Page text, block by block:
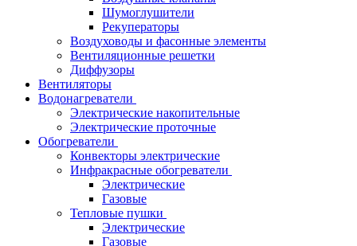
Шумоглушители
Рекуператоры
Воздуховоды и фасонные элементы
Вентиляционные решетки
Диффузоры
Вентиляторы
Водонагреватели
Электрические накопительные
Электрические проточные
Обогреватели
Конвекторы электрические
Инфракрасные обогреватели
Электрические
Газовые
Тепловые пушки
Электрические
Газовые